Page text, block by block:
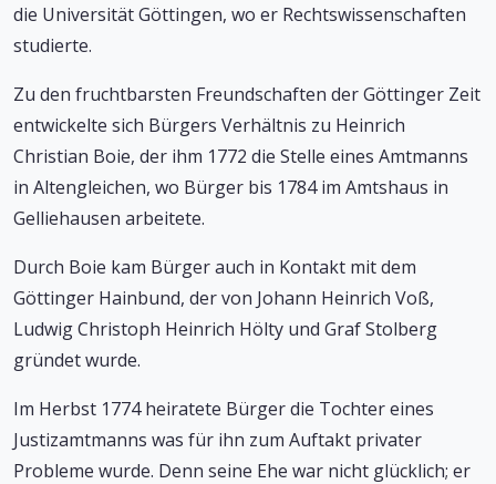
die Universität Göttingen, wo er Rechtswissenschaften
studierte.
Zu den fruchtbarsten Freundschaften der Göttinger Zeit
entwickelte sich Bürgers Verhältnis zu Heinrich
Christian Boie, der ihm 1772 die Stelle eines Amtmanns
in Altengleichen, wo Bürger bis 1784 im Amtshaus in
Gelliehausen arbeitete.
Durch Boie kam Bürger auch in Kontakt mit dem
Göttinger Hainbund, der von Johann Heinrich Voß,
Ludwig Christoph Heinrich Hölty und Graf Stolberg
gründet wurde.
Im Herbst 1774 heiratete Bürger die Tochter eines
Justizamtmanns was für ihn zum Auftakt privater
Probleme wurde. Denn seine Ehe war nicht glücklich; er